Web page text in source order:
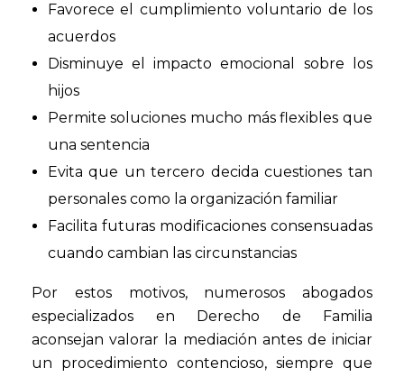
Favorece el cumplimiento voluntario de los
acuerdos
Disminuye el impacto emocional sobre los
hijos
Permite soluciones mucho más flexibles que
una sentencia
Evita que un tercero decida cuestiones tan
personales como la organización familiar
Facilita futuras modificaciones consensuadas
cuando cambian las circunstancias
Por estos motivos, numerosos abogados
especializados en Derecho de Familia
aconsejan valorar la mediación antes de iniciar
un procedimiento contencioso, siempre que